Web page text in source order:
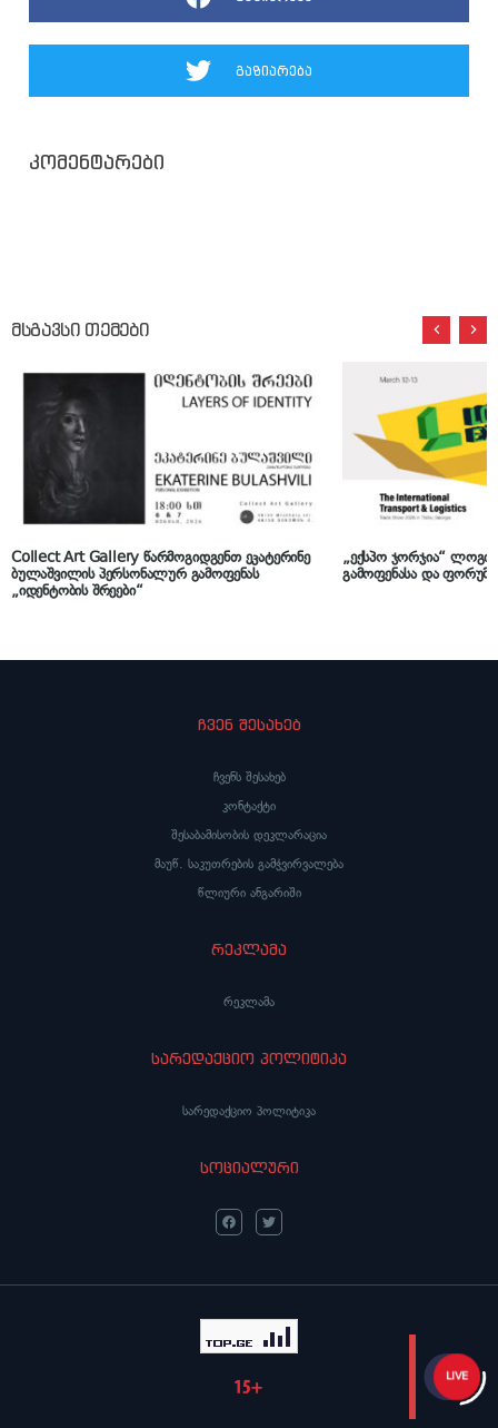
LIVE
გაზიარება
კომენტარები
მსგავსი თემები
Collect Art Gallery წარმოგიდგენთ ეკატერინე
ბულაშვილის პერსონალურ გამოფენას
„იდენტობის შრეები“
„ექსპო ჯორჯია“
გამოფენასა და
ჩვენ შესახებ
ჩვენს შესახებ
კონტაქტი
შესაბამისობის დეკლარაცია
მაუწ. საკუთრების გამჭვირვალება
წლიური ანგარიში
რეკლამა
რეკლამა
სარედაქციო პოლიტიკა
სარედაქციო პოლიტიკა
სოციალური